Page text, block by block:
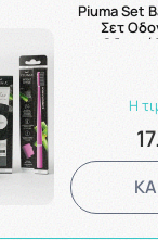
Piuma Set
Σετ
Η